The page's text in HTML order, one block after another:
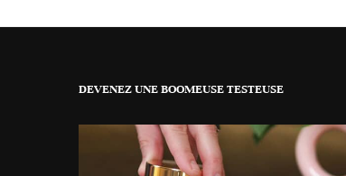
DEVENEZ UNE BOOMEUSE TESTEUSE